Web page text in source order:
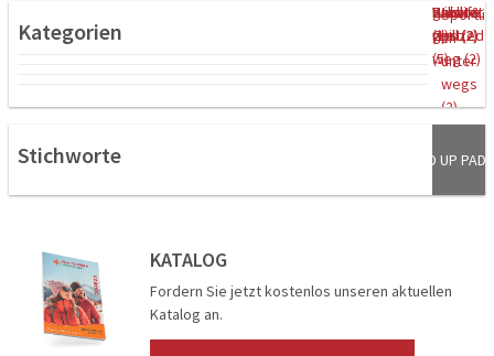
Kategorien
ganz
weit
weg (2)
Relax &
Chill (2)
Städtet
rips (2)
Uncate
gorized
(5)
Sportli
ch
unter
wegs
(2)
Wildlife
(1)
Stichworte LÖWEN
PADDELN
STAND UP
KATALOG
Fordern Sie jetzt kostenlos unseren aktuellen
Katalog an.